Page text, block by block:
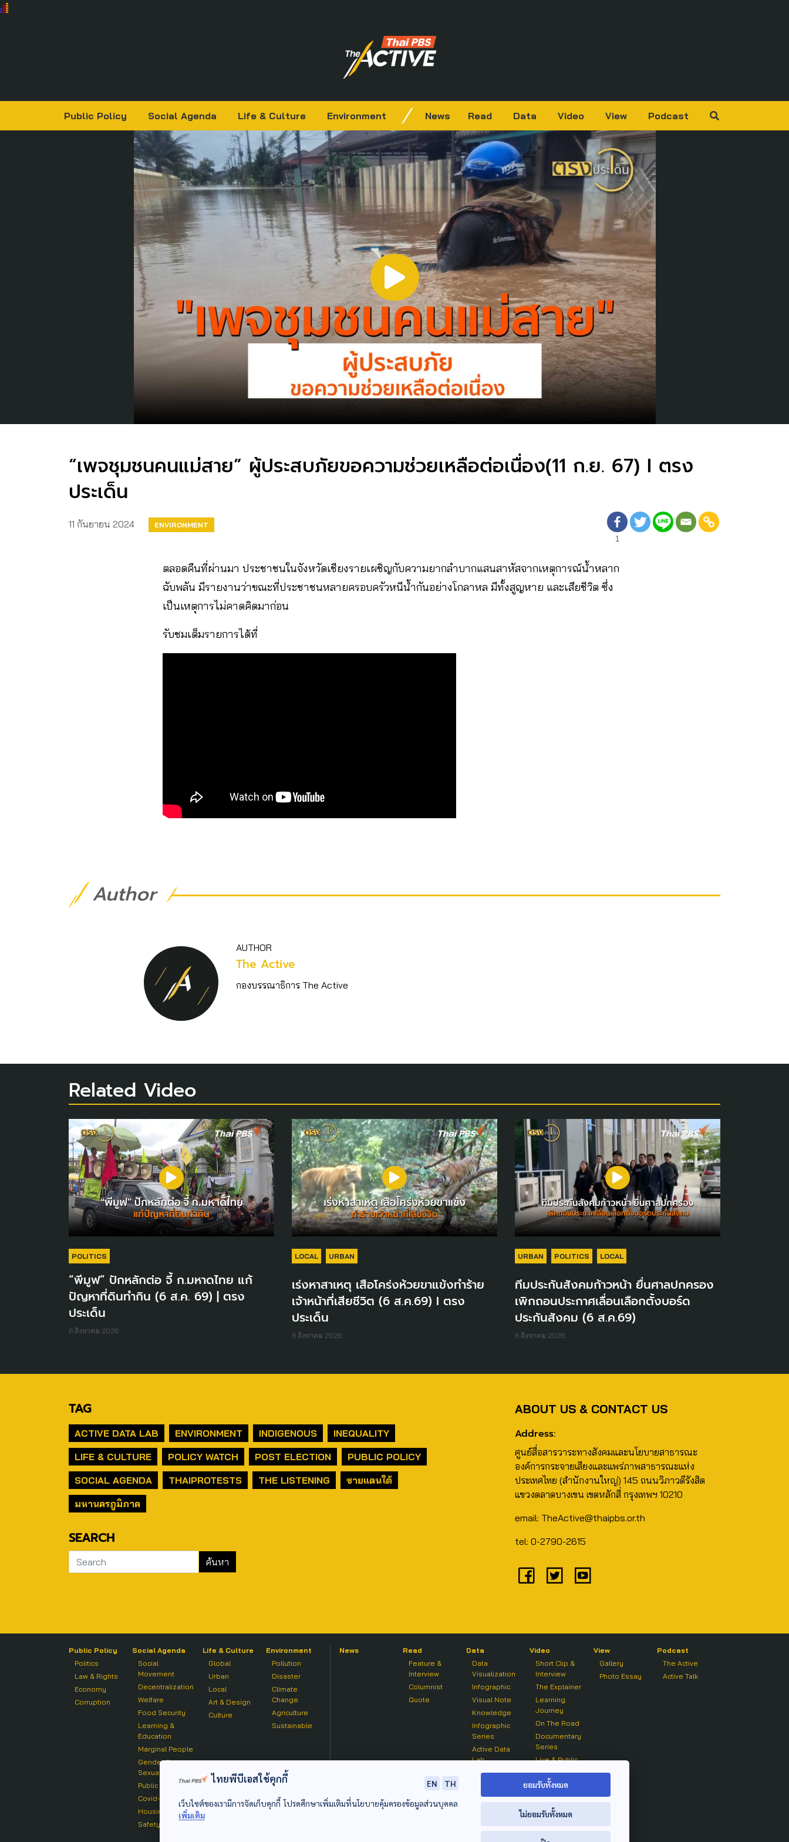
Public Policy Social Agenda Life & Culture Environment News Read Data Video View Podcast
“เพจชุมชนคนแม่สาย” ผู้ประสบภัยขอความช่วยเหลือต่อเนื่อง(11 ก.ย. 67) I ตรง
ประเด็น
11 กันยายน 2024
ENVIRONMENT
1
ตลอดคืนที่ผ่านมา ประชาชนในจังหวัดเชียงรายเผชิญกับความยากลำบากแสนสาหัสจากเหตุการณ์น้ำหลาก
ฉับพลัน มีรายงานว่าขณะที่ประชาชนหลายครอบครัวหนีน้ำกันอย่างโกลาหล มีทั้งสูญหาย และเสียชีวิต ซึ่ง
เป็นเหตุการไม่คาดคิดมาก่อน
รับชมเต็มรายการได้ที่
Author
AUTHOR
The Active
กองบรรณาธิการ The Active
Related Video
POLITICS
“พีมูฟ” ปักหลักต่อ จี้ ก.มหาดไทย แก้
ปัญหาที่ดินทำกิน (6 ส.ค. 69) | ตรง
ประเด็น
6 สิงหาคม 2026
LOCAL URBAN
เร่งหาสาเหตุ เสือโคร่งห้วยขาแข้งทำร้าย
เจ้าหน้าที่เสียชีวิต (6 ส.ค.69) I ตรง
ประเด็น
6 สิงหาคม 2026
URBAN POLITICS LOCAL
ทีมประกันสังคมก้าวหน้า ยื่นศาลปกครอง
เพิกถอนประกาศเลื่อนเลือกตั้งบอร์ด
ประกันสังคม (6 ส.ค.69)
6 สิงหาคม 2026
TAG
ACTIVE DATA LAB ENVIRONMENT INDIGENOUS
INEQUALITY
LIFE & CULTURE
POLICY WATCH POST ELECTION
PUBLIC POLICY
SOCIAL AGENDA
THAIPROTESTS THE LISTENING
ชายแดนใต้
มหานครภูมิภาค
SEARCH
ABOUT US & CONTACT US
Address:
ศูนย์สื่อสารวาระทางสังคมและนโยบายสาธารณะ
องค์การกระจายเสียงและแพร่ภาพสาธารณะแห่ง
ประเทศไทย (สำนักงานใหญ่) 145 ถนนวิภาวดีรังสิต
แขวงตลาดบางเขน เขตหลักสี่ กรุงเทพฯ 10210
email: TheActive@thaipbs.or.th
tel: 0-2790-2615
Public Policy
Politics
Law & Rights
Economy
Corruption
Social Agenda
Social
Movement
Decentralization
Welfare
Food Security
Learning &
Education
Marginal People
Gender &
Sexuality
Public Health
Covid-19
Housing
Safety
Life & Culture
Global
Urban
Local
Art & Design
Culture
Environment
Pollution
Disaster
Climate
Change
Agriculture
Sustainable
News
Read
Feature &
Interview
Columnist
Quote
Data
Data
Visualization
Infographic
Visual Note
Knowledge
Infographic
Series
Active Data
Lab
Video
Short Clip &
Interview
The Explainer
Learning
Journey
On The Road
Documentary
Series
Live & Public
On air Clip
View
Gallery
Photo Essay
Podcast
The Active
Active Talk
ไทยพีบีเอสใช้คุกกี้ EN
TH
เว็บไซต์ของเรามีการจัดเก็บคุกกี้ โปรดศึกษาเพิ่มเติมที่นโยบายคุ้มครองข้อมูลส่วนบุคคล
เพิ่มเติม
ยอมรับทั้งหมด
ไม่ยอมรับทั้งหมด